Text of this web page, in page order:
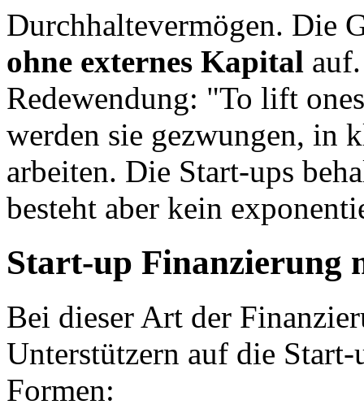
Durchhaltevermögen. Die
ohne externes Kapital
Redewendung: "To lift
werden sie gezwungen, in
arbeiten. Die Start-ups
besteht aber kein
Start-up Finanzierung
Bei dieser Art der
Unterstützern auf die
Formen: